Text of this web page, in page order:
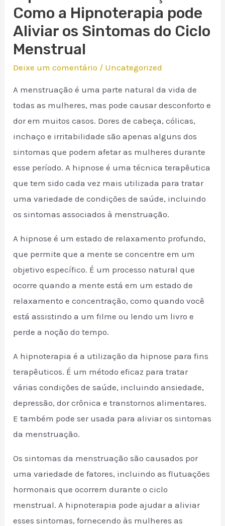
Como a Hipnoterapia pode
Aliviar os Sintomas do Ciclo
Menstrual
Deixe um comentário / Uncategorized
A menstruação é uma parte natural da vida de
todas as mulheres, mas pode causar desconforto e
dor em muitos casos. Dores de cabeça, cólicas,
inchaço e irritabilidade são apenas alguns dos
sintomas que podem afetar as mulheres durante
esse período. A hipnose é uma técnica terapêutica
que tem sido cada vez mais utilizada para tratar
uma variedade de condições de saúde, incluindo
os sintomas associados à menstruação.
A hipnose é um estado de relaxamento profundo,
que permite que a mente se concentre em um
objetivo específico. É um processo natural que
ocorre quando a mente está em um estado de
relaxamento e concentração, como quando você
está assistindo a um filme ou lendo um livro e
perde a noção do tempo.
A hipnoterapia é a utilização da hipnose para fins
terapêuticos. É um método eficaz para tratar
várias condições de saúde, incluindo ansiedade,
depressão, dor crônica e transtornos alimentares.
E também pode ser usada para aliviar os sintomas
da menstruação.
Os sintomas da menstruação são causados por
uma variedade de fatores, incluindo as flutuações
hormonais que ocorrem durante o ciclo
menstrual. A hipnoterapia pode ajudar a aliviar
esses sintomas, fornecendo às mulheres as